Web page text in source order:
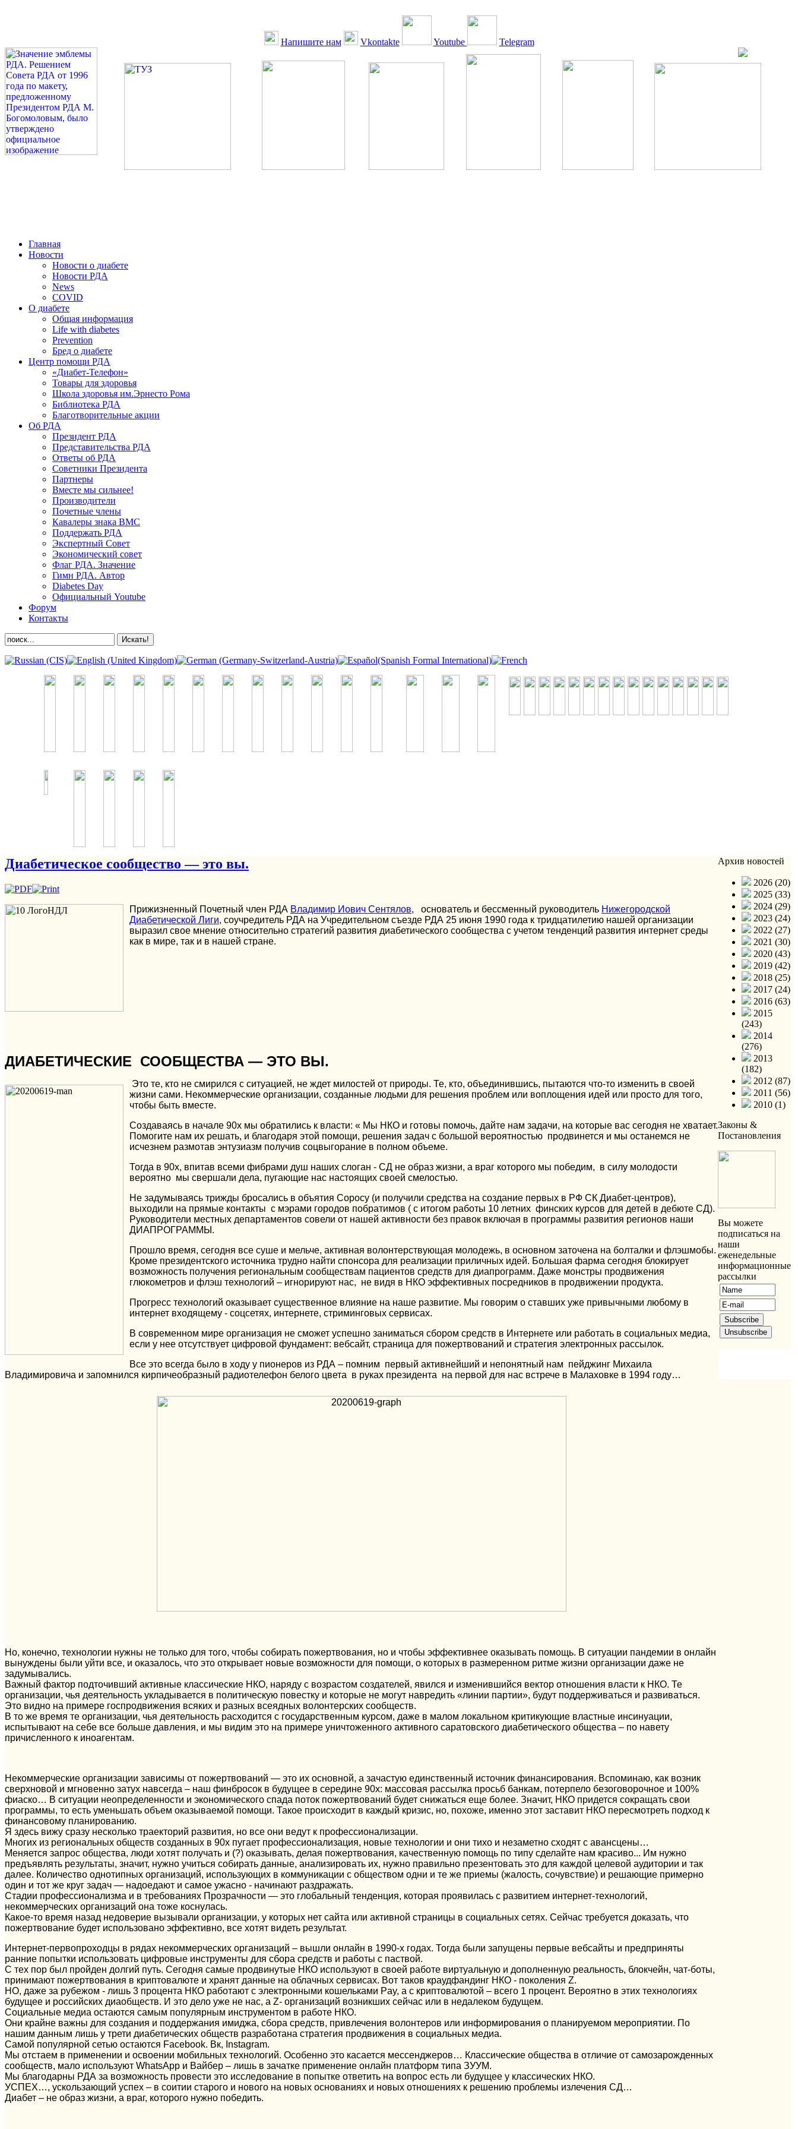
Напишите нам Vkontakte Youtube Telegram
Главная
Новости
Новости о диабете
Новости РДА
News
COVID
О диабете
Общая информация
Life with diabetes
Prevention
Бред о диабете
Центр помощи РДА
«Диабет-Телефон»
Товары для здоровья
Школа здоровья им.Эрнесто Рома
Библиотека РДА
Благотворительные акции
Об РДА
Президент РДА
Представительства РДА
Ответы об РДА
Советники Президента
Партнеры
Вместе мы сильнее!
Производители
Почетные члены
Кавалеры знака ВМС
Поддержать РДА
Экспертный Совет
Экономический совет
Флаг РДА. Значение
Гимн РДА. Автор
Diabetes Day
Официальный Youtube
Форум
Контакты
Диабетическое сообщество — это вы.
Прижизненный Почетный член РДА Владимир Иович Сентялов, основатель и бессменный руководитель Нижегородской
Диабетической Лиги, соучредитель РДА на Учредительном съезде РДА 25 июня 1990 года к тридцатилетию нашей организации
выразил свое мнение относительно стратегий развития диабетического сообщества с учетом тенденций развития интернет среды
как в мире, так и в нашей стране.
ДИАБЕТИЧЕСКИЕ СООБЩЕСТВА — ЭТО ВЫ.
Это те, кто не смирился с ситуацией, не ждет милостей от природы. Те, кто, объединившись, пытаются что-то изменить в своей
жизни сами. Некоммерческие организации, созданные людьми для решения проблем или воплощения идей или просто для того,
чтобы быть вместе.
Создаваясь в начале 90х мы обратились к власти: « Мы НКО и готовы помочь, дайте нам задачи, на которые вас сегодня не хватает.
Помогите нам их решать, и благодаря этой помощи, решения задач с большой вероятностью продвинется и мы останемся не
исчезнем размотав энтузиазм получив соцвыгорание в полном объеме.
Тогда в 90х, впитав всеми фибрами душ наших слоган - СД не образ жизни, а враг которого мы победим, в силу молодости
вероятно мы свершали дела, пугающие нас настоящих своей смелостью.
Не задумываясь трижды бросались в объятия Соросу (и получили средства на создание первых в РФ СК Диабет-центров),
выходили на прямые контакты с мэрами городов побратимов ( с итогом работы 10 летних финских курсов для детей в дебюте СД).
Руководители местных департаментов совели от нашей активности без правок включая в программы развития регионов наши
ДИАПРОГРАММЫ.
Прошло время, сегодня все суше и мельче, активная волонтерствующая молодежь, в основном заточена на болталки и флэшмобы.
Кроме президентского источника трудно найти спонсора для реализации приличных идей. Большая фарма сегодня блокирует
возможность получения региональным сообществам пациентов средств для диапрограмм. Даже монстры продвижения
глюкометров и флэш технологий – игнорируют нас, не видя в НКО эффективных посредников в продвижении продукта.
Прогресс технологий оказывает существенное влияние на наше развитие. Мы говорим о ставших уже привычными любому в
интернет входящему - соцсетях, интернете, стриминговых сервисах.
В современном мире организация не сможет успешно заниматься сбором средств в Интернете или работать в социальных медиа,
если у нее отсутствует цифровой фундамент: вебсайт, страница для пожертвований и стратегия электронных рассылок.
Все это всегда было в ходу у пионеров из РДА – помним первый активнейший и непонятный нам пейджинг Михаила
Владимировича и запомнился кирпичеобразный радиотелефон белого цвета в руках президента на первой для нас встрече в Малаховке в 1994 году…
Но, конечно, технологии нужны не только для того, чтобы собирать пожертвования, но и чтобы эффективнее оказывать помощь. В ситуации пандемии в онлайн
вынуждены были уйти все, и оказалось, что это открывает новые возможности для помощи, о которых в размеренном ритме жизни организации даже не
задумывались.
Важный фактор подточивший активные классические НКО, наряду с возрастом создателей, явился и изменившийся вектор отношения власти к НКО. Те
организации, чья деятельность укладывается в политическую повестку и которые не могут навредить «линии партии», будут поддерживаться и развиваться.
Это видно на примере госпродвижения всяких и разных всеядных волонтерских сообществ.
В то же время те организации, чья деятельность расходится с государственным курсом, даже в малом локальном критикующие властные инсинуации,
испытывают на себе все больше давления, и мы видим это на примере уничтоженного активного саратовского диабетического общества – по навету
причисленного к иноагентам.
Некоммерческие организации зависимы от пожертвований — это их основной, а зачастую единственный источник финансирования. Вспоминаю, как возник
сверхновой и мгновенно затух навсегда – наш финбросок в будущее в середине 90х: массовая рассылка просьб банкам, потерпело безоговорочное и 100%
фиаско… В ситуации неопределенности и экономического спада поток пожертвований будет снижаться еще более. Значит, НКО придется сокращать свои
программы, то есть уменьшать объем оказываемой помощи. Такое происходит в каждый кризис, но, похоже, именно этот заставит НКО пересмотреть подход к
финансовому планированию.
Я здесь вижу сразу несколько траекторий развития, но все они ведут к профессионализации.
Многих из региональных обществ созданных в 90х пугает профессионализация, новые технологии и они тихо и незаметно сходят с авансцены…
Меняется запрос общества, люди хотят получать и (?) оказывать, делая пожертвования, качественную помощь по типу сделайте нам красиво... Им нужно
предъявлять результаты, значит, нужно учиться собирать данные, анализировать их, нужно правильно презентовать это для каждой целевой аудитории и так
далее. Количество однотипных организаций, использующих в коммуникации с обществом одни и те же приемы (жалость, сочувствие) и решающие примерно
один и тот же круг задач — надоедают и самое ужасно - начинают раздражать.
Стадии профессионализма и в требованиях Прозрачности — это глобальный тенденция, которая проявилась с развитием интернет-технологий,
некоммерческих организаций она тоже коснулась.
Какое-то время назад недоверие вызывали организации, у которых нет сайта или активной страницы в социальных сетях. Сейчас требуется доказать, что
пожертвование будет использовано эффективно, все хотят видеть результат.
Интернет-первопроходцы в рядах некоммерческих организаций – вышли онлайн в 1990-х годах. Тогда были запущены первые вебсайты и предприняты
ранние попытки использовать цифровые инструменты для сбора средств и работы с паствой.
С тех пор был пройден долгий путь. Сегодня самые продвинутые НКО используют в своей работе виртуальную и дополненную реальность, блокчейн, чат-боты,
принимают пожертвования в криптовалюте и хранят данные на облачных сервисах. Вот таков краудфандинг НКО - поколения Z.
НО, даже за рубежом - лишь 3 процента НКО работают с электронными кошельками Pay, а с криптовалютой – всего 1 процент. Вероятно в этих технологиях
будущее и российских диаобществ. И это дело уже не нас, а Z- организаций возникших сейчас или в недалеком будущем.
Социальные медиа остаются самым популярным инструментом в работе НКО.
Они крайне важны для создания и поддержания имиджа, сбора средств, привлечения волонтеров или информирования о планируемом мероприятии. По
нашим данным лишь у трети диабетических обществ разработана стратегия продвижения в социальных медиа.
Самой популярной сетью остаются Facebook. Вк, Instagram.
Мы отстаем в применении и освоении мобильных технологий. Особенно это касается мессенджеров… Классические общества в отличие от самозарожденных
сообществ, мало используют WhatsApp и Вайбер – лишь в зачатке применение онлайн платформ типа ЗУУМ.
Мы благодарны РДА за возможность провести это исследование в попытке ответить на вопрос есть ли будущее у классических НКО.
УСПЕХ…, ускользающий успех – в соитии старого и нового на новых основаниях и новых отношениях к решению проблемы излечения СД…
Диабет – не образ жизни, а враг, которого нужно победить.
Архив новостей
2026 (20)
2025 (33)
2024 (29)
2023 (24)
2022 (27)
2021 (30)
2020 (43)
2019 (42)
2018 (25)
2017 (24)
2016 (63)
2015
(243)
2014
(276)
2013
(182)
2012 (87)
2011 (56)
2010 (1)
Законы &
Постановления
Вы можете
подписаться на
наши
еженедельные
информационные
рассылки